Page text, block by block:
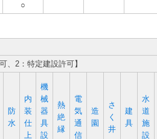
○
、2：特定建設許可】
防
水
内
装
仕
上
機
械
器
具
設
熱
絶
縁
電
気
通
信
造
園
さ
く
井
建
具
水
道
施
設